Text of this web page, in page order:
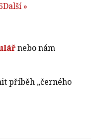
Další »
nebo nám
příběh „černého